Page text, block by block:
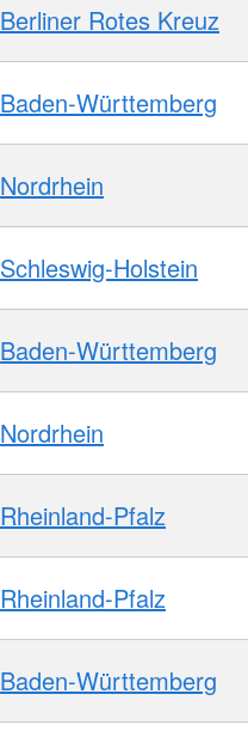
Berliner Rotes Kreuz
Baden-Württemberg
Nordrhein
Schleswig-Holstein
Baden-Württemberg
Nordrhein
Rheinland-Pfalz
Rheinland-Pfalz
Baden-Württemberg